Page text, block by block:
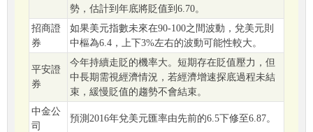
勢，估計到年底將貶值到6.70。
招商證
券
如果美元指數未來在90-100之間波動，兌美元則
中樞為6.4，上下3%左右的波動可能性較大。
平安證
券
今年持續走貶的機率大。短期存在貶值壓力，但
中長期需視經濟情況，若經濟增速探底過程未結
束，緩慢貶值的趨勢不會結束。
中金公
司
預測2016年兌美元匯率由先前的6.5下修至6.87。